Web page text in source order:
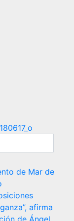
de Mar de
afirma
de Ángel